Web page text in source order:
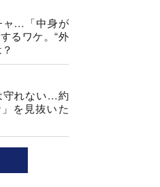
ャ…「中身が
るワケ。“外
守れない…約
を見抜いた